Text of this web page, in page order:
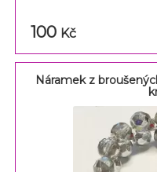
100 Kč
Náramek z